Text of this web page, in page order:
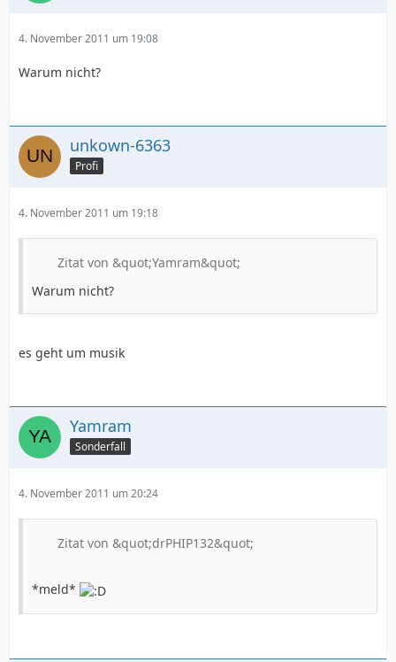
4. November 2011 um 19:08
Warum nicht?
unkown-6363
Profi
4. November 2011 um 19:18
Zitat von &quot;Yamram&quot;
Warum nicht?
es geht um musik
Yamram
Sonderfall
4. November 2011 um 20:24
Zitat von &quot;drPHIP132&quot;
*meld*